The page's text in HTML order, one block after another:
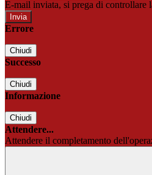
E-mail inviata, si prega di controllare
Errore
Chiudi
Successo
Chiudi
Informazione
Chiudi
Attendere...
Attendere il completamento